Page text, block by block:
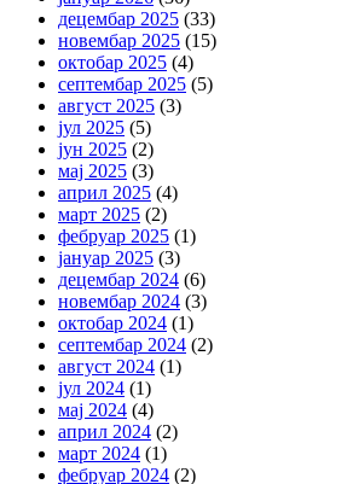
децембар 2025 (33)
новембар 2025 (15)
октобар 2025 (4)
септембар 2025 (5)
август 2025 (3)
јул 2025 (5)
јун 2025 (2)
мај 2025 (3)
април 2025 (4)
март 2025 (2)
фебруар 2025 (1)
јануар 2025 (3)
децембар 2024 (6)
новембар 2024 (3)
октобар 2024 (1)
септембар 2024 (2)
август 2024 (1)
јул 2024 (1)
мај 2024 (4)
април 2024 (2)
март 2024 (1)
фебруар 2024 (2)